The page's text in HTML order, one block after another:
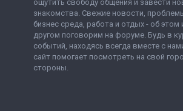
ощутить свободу общения и завести
знакомства. Свежие новости,
бизнес среда, работа и отдых - об этом
другом поговорим на форуме. Будь в
событий, находясь всегда вместе с
сайт помогает посмотреть на свой
стороны.